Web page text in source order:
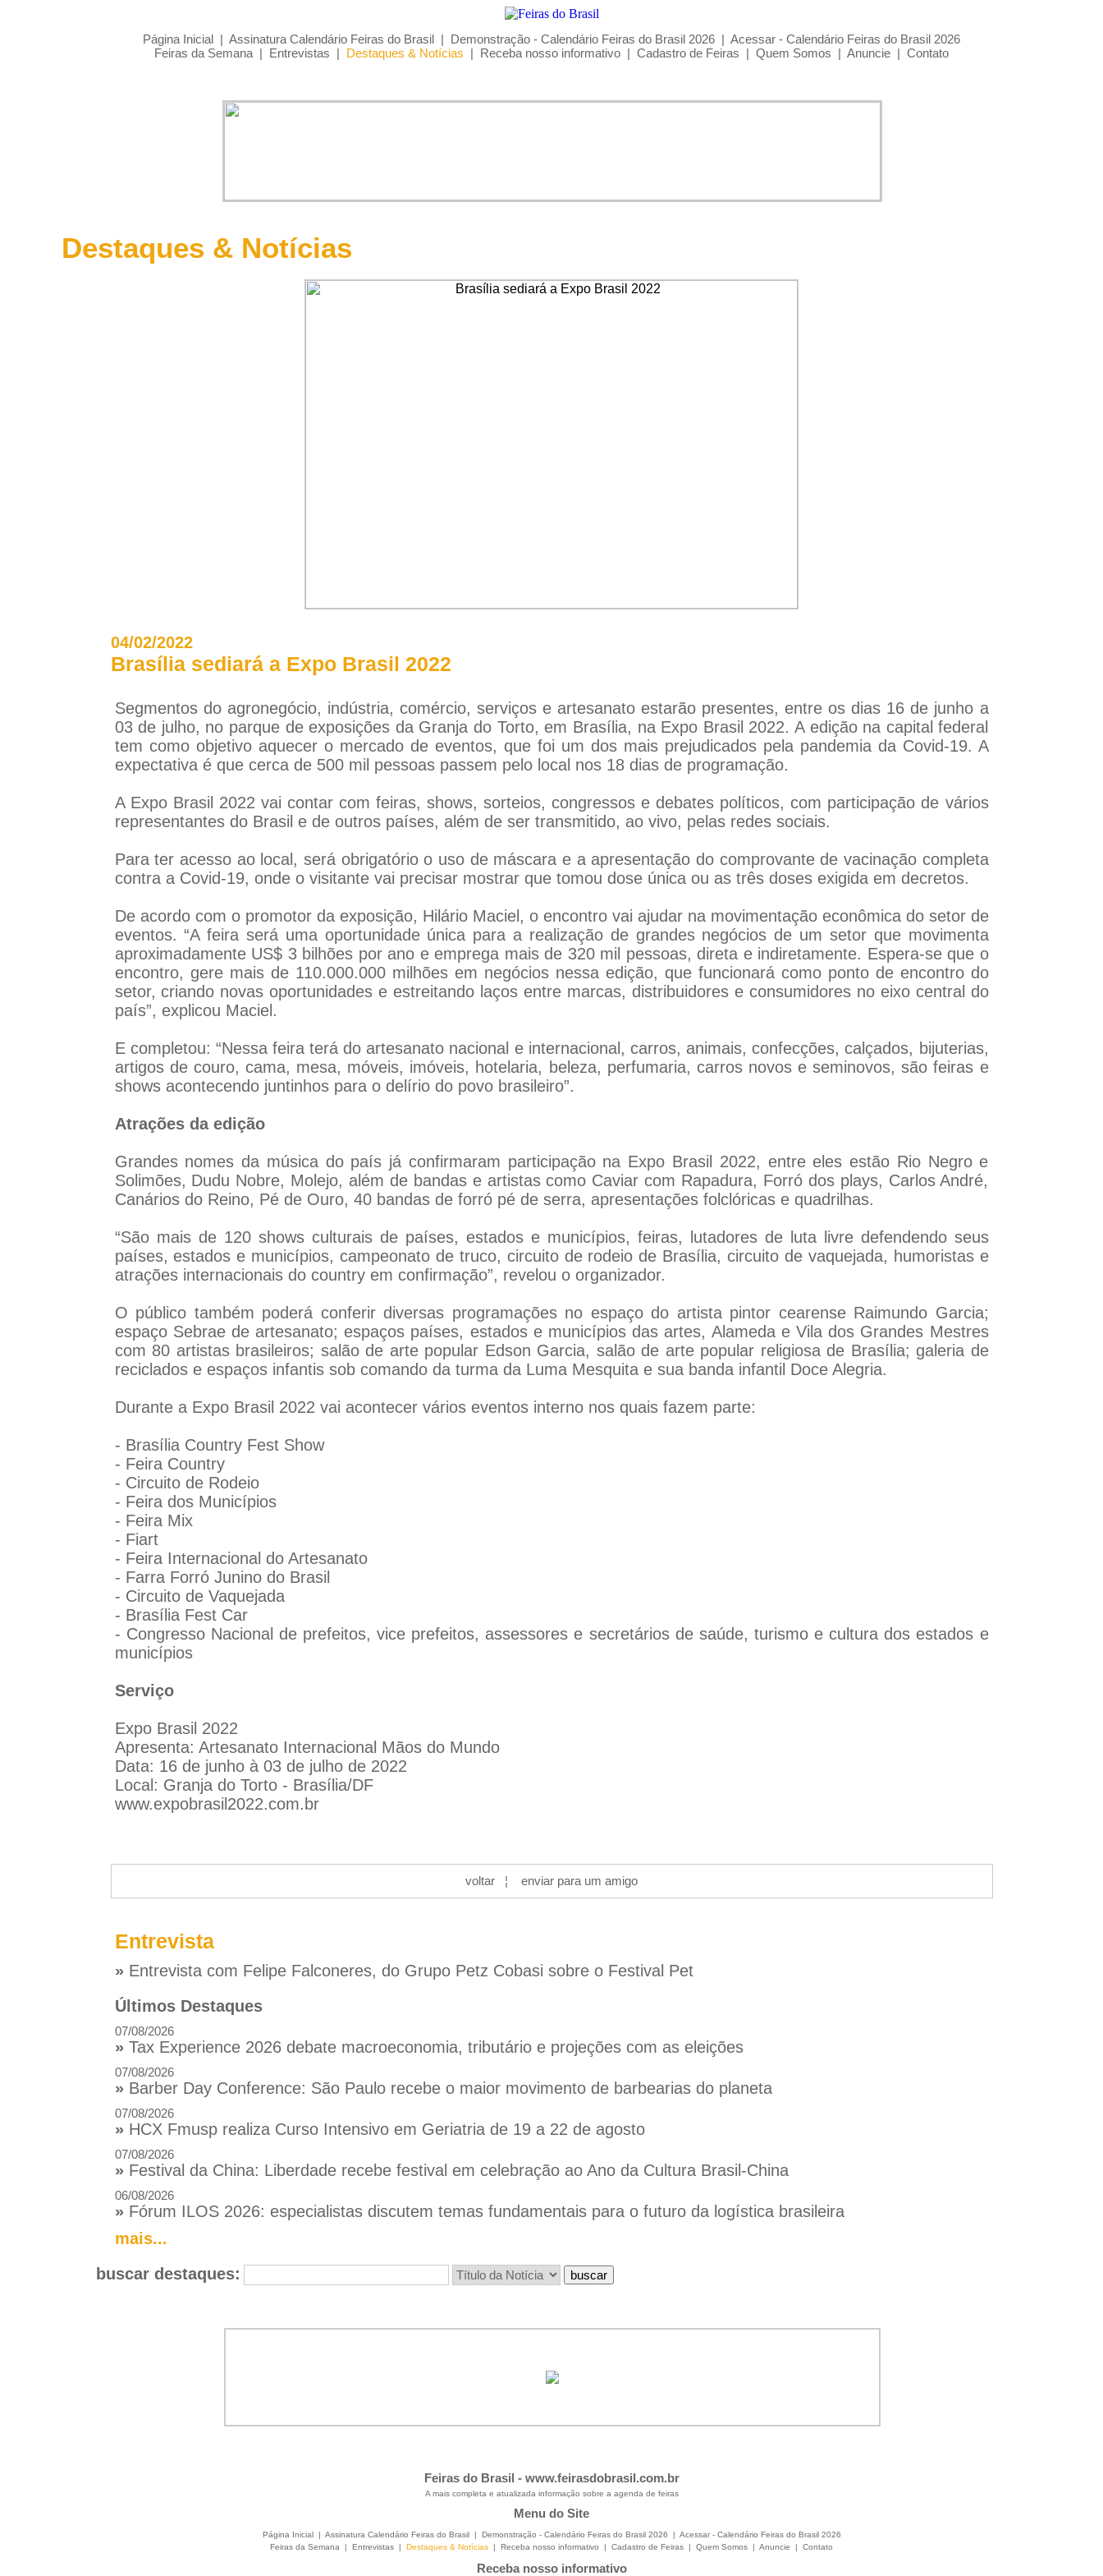
Página Inicial | Assinatura Calendário Feiras do Brasil | Demonstração - Calendário Feiras do Brasil 2026 | Acessar - Calendário Feiras do Brasil 2026
Feiras da Semana | Entrevistas | Destaques & Notícias | Receba nosso informativo | Cadastro de Feiras | Quem Somos | Anuncie | Contato
Destaques & Notícias
04/02/2022
Brasília sediará a Expo Brasil 2022
Segmentos do agronegócio, indústria, comércio, serviços e artesanato estarão presentes, entre os dias 16 de junho a
03 de julho, no parque de exposições da Granja do Torto, em Brasília, na Expo Brasil 2022. A edição na capital federal
tem como objetivo aquecer o mercado de eventos, que foi um dos mais prejudicados pela pandemia da Covid-19. A
expectativa é que cerca de 500 mil pessoas passem pelo local nos 18 dias de programação.
A Expo Brasil 2022 vai contar com feiras, shows, sorteios, congressos e debates políticos, com participação de vários
representantes do Brasil e de outros países, além de ser transmitido, ao vivo, pelas redes sociais.
Para ter acesso ao local, será obrigatório o uso de máscara e a apresentação do comprovante de vacinação completa
contra a Covid-19, onde o visitante vai precisar mostrar que tomou dose única ou as três doses exigida em decretos.
De acordo com o promotor da exposição, Hilário Maciel, o encontro vai ajudar na movimentação econômica do setor de
eventos. “A feira será uma oportunidade única para a realização de grandes negócios de um setor que movimenta
aproximadamente US$ 3 bilhões por ano e emprega mais de 320 mil pessoas, direta e indiretamente. Espera-se que o
encontro, gere mais de 110.000.000 milhões em negócios nessa edição, que funcionará como ponto de encontro do
setor, criando novas oportunidades e estreitando laços entre marcas, distribuidores e consumidores no eixo central do
país”, explicou Maciel.
E completou: “Nessa feira terá do artesanato nacional e internacional, carros, animais, confecções, calçados, bijuterias,
artigos de couro, cama, mesa, móveis, imóveis, hotelaria, beleza, perfumaria, carros novos e seminovos, são feiras e
shows acontecendo juntinhos para o delírio do povo brasileiro”.
Atrações da edição
Grandes nomes da música do país já confirmaram participação na Expo Brasil 2022, entre eles estão Rio Negro e
Solimões, Dudu Nobre, Molejo, além de bandas e artistas como Caviar com Rapadura, Forró dos plays, Carlos André,
Canários do Reino, Pé de Ouro, 40 bandas de forró pé de serra, apresentações folclóricas e quadrilhas.
“São mais de 120 shows culturais de países, estados e municípios, feiras, lutadores de luta livre defendendo seus
países, estados e municípios, campeonato de truco, circuito de rodeio de Brasília, circuito de vaquejada, humoristas e
atrações internacionais do country em confirmação”, revelou o organizador.
O público também poderá conferir diversas programações no espaço do artista pintor cearense Raimundo Garcia;
espaço Sebrae de artesanato; espaços países, estados e municípios das artes, Alameda e Vila dos Grandes Mestres
com 80 artistas brasileiros; salão de arte popular Edson Garcia, salão de arte popular religiosa de Brasília; galeria de
reciclados e espaços infantis sob comando da turma da Luma Mesquita e sua banda infantil Doce Alegria.
Durante a Expo Brasil 2022 vai acontecer vários eventos interno nos quais fazem parte:
- Brasília Country Fest Show
- Feira Country
- Circuito de Rodeio
- Feira dos Municípios
- Feira Mix
- Fiart
- Feira Internacional do Artesanato
- Farra Forró Junino do Brasil
- Circuito de Vaquejada
- Brasília Fest Car
- Congresso Nacional de prefeitos, vice prefeitos, assessores e secretários de saúde, turismo e cultura dos estados e
municípios
Serviço
Expo Brasil 2022
Apresenta: Artesanato Internacional Mãos do Mundo
Data: 16 de junho à 03 de julho de 2022
Local: Granja do Torto - Brasília/DF
www.expobrasil2022.com.br
voltar ¦ enviar para um amigo
Entrevista
» Entrevista com Felipe Falconeres, do Grupo Petz Cobasi sobre o Festival Pet
Últimos Destaques
07/08/2026
» Tax Experience 2026 debate macroeconomia, tributário e projeções com as eleições
07/08/2026
» Barber Day Conference: São Paulo recebe o maior movimento de barbearias do planeta
07/08/2026
» HCX Fmusp realiza Curso Intensivo em Geriatria de 19 a 22 de agosto
07/08/2026
» Festival da China: Liberdade recebe festival em celebração ao Ano da Cultura Brasil-China
06/08/2026
» Fórum ILOS 2026: especialistas discutem temas fundamentais para o futuro da logística brasileira
mais...
buscar destaques:
Feiras do Brasil - www.feirasdobrasil.com.br
A mais completa e atualizada informação sobre a agenda de feiras
Menu do Site
Página Inicial | Assinatura Calendário Feiras do Brasil | Demonstração - Calendário Feiras do Brasil 2026 | Acessar - Calendário Feiras do Brasil 2026
Feiras da Semana
| Entrevistas | Destaques & Notícias | Receba nosso informativo | Cadastro de Feiras | Quem Somos | Anuncie | Contato
Receba nosso informativo